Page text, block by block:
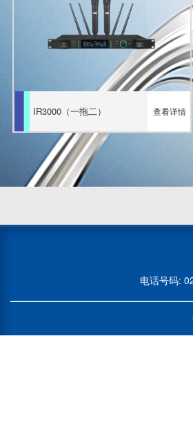
线性音柱（铝合金）
线性音柱（木质）
ST同轴吸顶音箱
卡包音箱
监听音箱
矩阵音箱
IR3000（一拖二） 查看详情
电话号码: